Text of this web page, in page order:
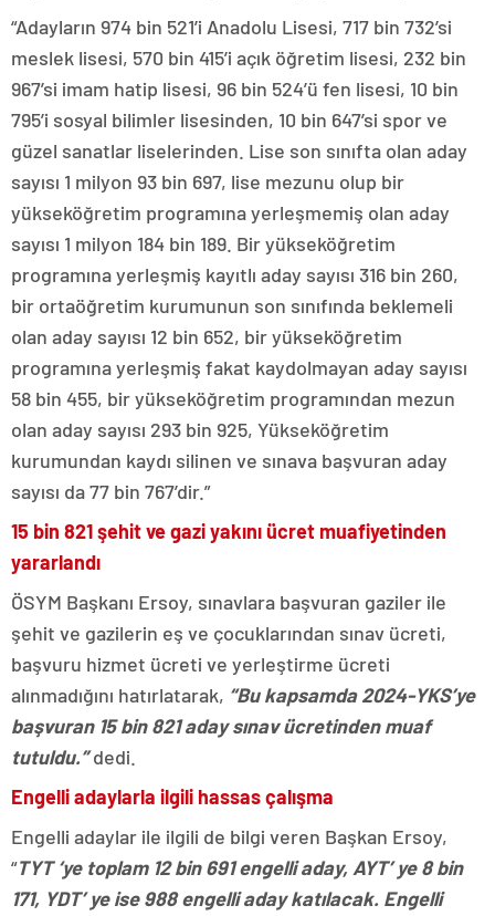
“Adayların 974 bin 521’i Anadolu Lisesi, 717 bin 732’si
meslek lisesi, 570 bin 415’i açık öğretim lisesi, 232 bin
967’si imam hatip lisesi, 96 bin 524’ü fen lisesi, 10 bin
795’i sosyal bilimler lisesinden, 10 bin 647’si spor ve
güzel sanatlar liselerinden. Lise son sınıfta olan aday
sayısı 1 milyon 93 bin 697, lise mezunu olup bir
yükseköğretim programına yerleşmemiş olan aday
sayısı 1 milyon 184 bin 189. Bir yükseköğretim
programına yerleşmiş kayıtlı aday sayısı 316 bin 260,
bir ortaöğretim kurumunun son sınıfında beklemeli
olan aday sayısı 12 bin 652, bir yükseköğretim
programına yerleşmiş fakat kaydolmayan aday sayısı
58 bin 455, bir yükseköğretim programından mezun
olan aday sayısı 293 bin 925, Yükseköğretim
kurumundan kaydı silinen ve sınava başvuran aday
sayısı da 77 bin 767’dir.”
15 bin 821 şehit ve gazi yakını ücret muafiyetinden
yararlandı
ÖSYM Başkanı Ersoy, sınavlara başvuran gaziler ile
şehit ve gazilerin eş ve çocuklarından sınav ücreti,
başvuru hizmet ücreti ve yerleştirme ücreti
alınmadığını hatırlatarak, “Bu kapsamda 2024-YKS’ye
başvuran 15 bin 821 aday sınav ücretinden muaf
tutuldu.”dedi.
Engelli adaylarla ilgili hassas çalışma
Engelli adaylar ile ilgili de bilgi veren Başkan Ersoy,
“TYT ‘ye toplam 12 bin 691 engelli aday, AYT’ ye 8 bin
171, YDT’ ye ise 988 engelli aday katılacak. Engelli